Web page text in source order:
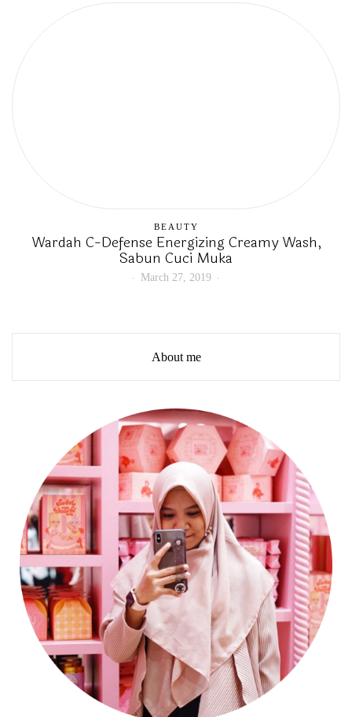
BEAUTY
Wardah C-Defense Energizing Creamy Wash,
Sabun Cuci Muka
March 27, 2019
About me